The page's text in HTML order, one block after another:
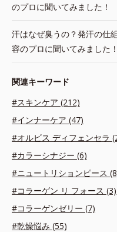
のプロに聞いてみました！
汗はなぜ臭うの？発汗の仕
容のプロに聞いてみました！
関連キーワード
#スキンケア (212)
#インナーケア (47)
#オルビス ディフェンセラ
#カラーシナジー (6)
#ニュートリションピース
#コラーゲン リ フォース (3)
#コラーゲンゼリー (7)
#乾燥悩み (55)